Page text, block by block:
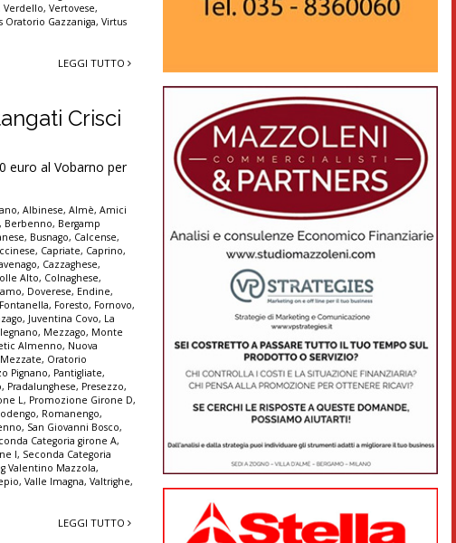
Verdello,Vertovese,
Oratorio Gazzaniga,Virtus
LEGGI TUTTO
Crisci
euro al Vobarno per
,Albinese,Almè,Amici
, Berbenno, Bergamp
, Busnago, Calcense,
, Capriate, Caprino,
, Cazzaghese,
Alto, Colnaghese,
, Doverese, Endine,
Fontanella, Foresto, Fornovo,
, Juventina Covo, La
, Mezzago, Monte
Almenno, Nuova
, Oratorio
Pignano, Pantigliate,
, Pradalunghese, Presezzo,
L, Promozione Girone D,
, Romanengo,
, San Giovanni Bosco,
Categoria girone A,
I, Seconda Categoria
Valentino Mazzola,
,Valle Imagna,Valtrighe,
LEGGI TUTTO